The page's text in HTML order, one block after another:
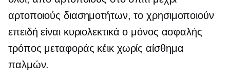
αρτοποιούς διασημοτήτων, το χρησιμοποιούν
επειδή είναι κυριολεκτικά ο μόνος ασφαλής
τρόπος μεταφοράς κέικ χωρίς αίσθημα
παλμών.